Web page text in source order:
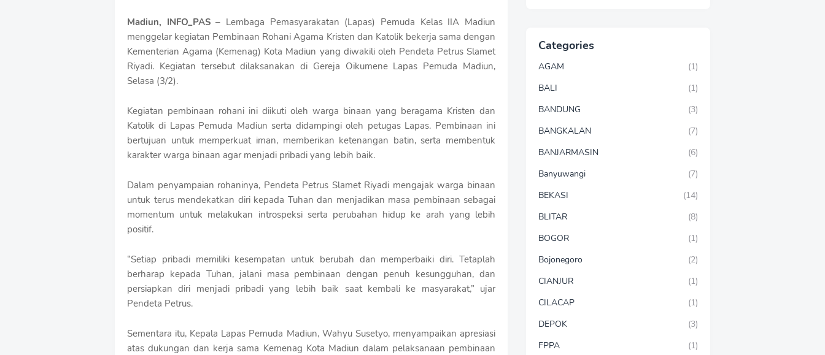
Madiun, INFO_PAS– Lembaga Pemasyarakatan (Lapas) Pemuda Kelas IIA Madiun
menggelar kegiatan Pembinaan Rohani Agama Kristen dan Katolik bekerja sama dengan
Kementerian Agama (Kemenag) Kota Madiun yang diwakili oleh Pendeta Petrus Slamet
Riyadi. Kegiatan tersebut dilaksanakan di Gereja Oikumene Lapas Pemuda Madiun,
Selasa (3/2).
Kegiatan pembinaan rohani ini diikuti oleh warga binaan yang beragama Kristen dan
Katolik di Lapas Pemuda Madiun serta didampingi oleh petugas Lapas. Pembinaan ini
bertujuan untuk memperkuat iman, memberikan ketenangan batin, serta membentuk
karakter warga binaan agar menjadi pribadi yang lebih baik.
Dalam penyampaian rohaninya, Pendeta Petrus Slamet Riyadi mengajak warga binaan
untuk terus mendekatkan diri kepada Tuhan dan menjadikan masa pembinaan sebagai
momentum untuk melakukan introspeksi serta perubahan hidup ke arah yang lebih
positif.
“Setiap pribadi memiliki kesempatan untuk berubah dan memperbaiki diri. Tetaplah
berharap kepada Tuhan, jalani masa pembinaan dengan penuh kesungguhan, dan
persiapkan diri menjadi pribadi yang lebih baik saat kembali ke masyarakat,” ujar
Pendeta Petrus.
Sementara itu, Kepala Lapas Pemuda Madiun, Wahyu Susetyo, menyampaikan apresiasi
atas dukungan dan kerja sama Kemenag Kota Madiun dalam pelaksanaan pembinaan
h
r
o
f
f
T
e
p
l
t
e
Categories
AGAM
(1)
BALI
(1)
BANDUNG
(3)
BANGKALAN
(7)
BANJARMASIN
(6)
Banyuwangi
(7)
BEKASI
(14)
BLITAR
(8)
BOGOR
(1)
Bojonegoro
(2)
CIANJUR
(1)
CILACAP
(1)
DEPOK
(3)
FPPA
(1)